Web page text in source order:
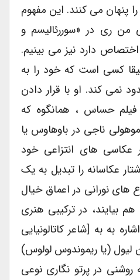
پنهان می کنند. این مفهوم
ری در «سوررئالیسم و
دارد نیز می بینیم.
کسی است که خود را به
کند. او با قرار دادن
حساس ، همانگوه که
ناجی در باوهاوس یا
های انتزاعی خود
عکاسانه را تبدیل به یک
نورانی در اعماق خیال
بیایند، در ترکیبی هنری
به به [شاعر کاتالونیایی
(یا ریموندوس لولوس)
در پرتو نگاری نوعی